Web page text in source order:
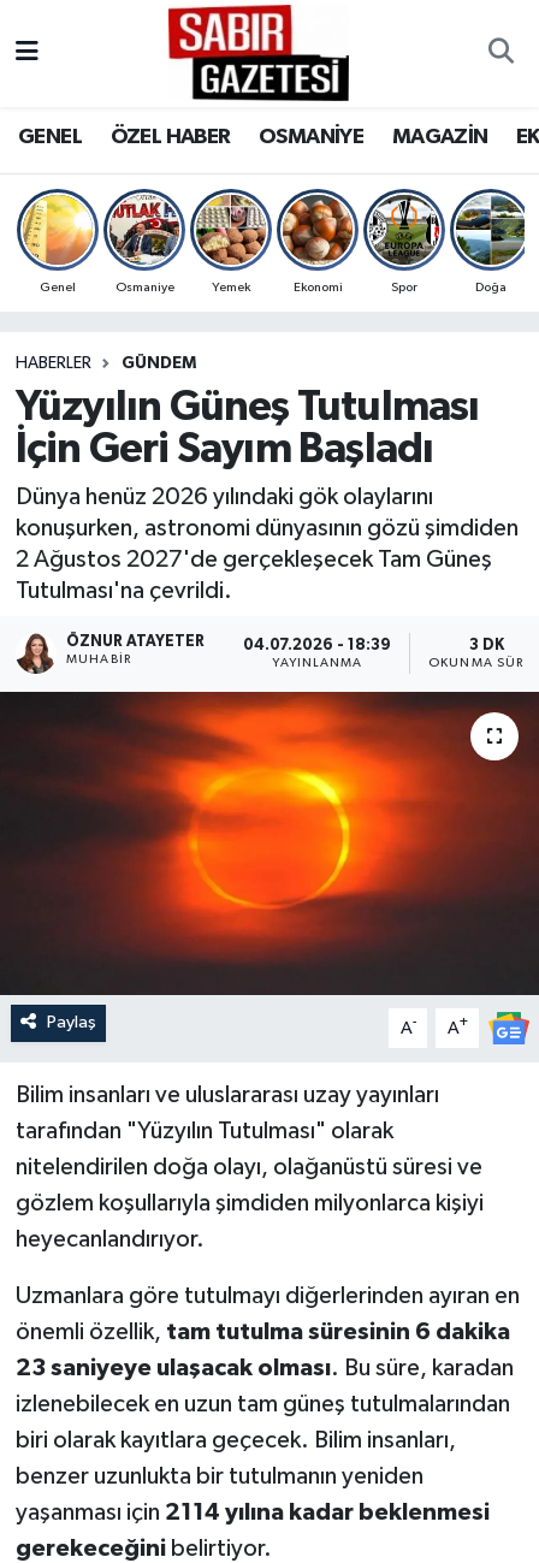
GENEL ÖZEL HABER OSMANİYE MAGAZİN
Genel Osmaniye Yemek Ekonomi Spor Doğa
HABERLER GÜNDEM
Yüzyılın Güneş Tutulması
İçin Geri Sayım Başladı
Dünya henüz 2026 yılındaki gök olaylarını
konuşurken, astronomi dünyasının gözü şimdiden
2 Ağustos 2027'de gerçekleşecek Tam Güneş
Tutulması'na çevrildi.
ÖZNUR ATAYETER
MUHABIR
04.07.2026 - 18:39
YAYINLANMA
3 DK
OKUNMA
Paylaş A- A+
Bilim insanları ve uluslararası uzay yayınları
tarafından "Yüzyılın Tutulması" olarak
nitelendirilen doğa olayı, olağanüstü süresi ve
gözlem koşullarıyla şimdiden milyonlarca kişiyi
heyecanlandırıyor.
Uzmanlara göre tutulmayı diğerlerinden ayıran en
önemli özellik, tam tutulma süresinin 6 dakika
23 saniyeye ulaşacak olması. Bu süre, karadan
izlenebilecek en uzun tam güneş tutulmalarından
biri olarak kayıtlara geçecek. Bilim insanları,
benzer uzunlukta bir tutulmanın yeniden
yaşanması için 2114 yılına kadar beklenmesi
gerekeceğinibelirtiyor.
OSMANİYE
MAGAZİN
SPOR
RESMİ İLANLAR
Osmaniye Nöbetçi Eczaneler
Osmaniye Trafik Yoğunluk Haritası
Süper Lig Puan Durumu ve Fikstür
Son Dakika Haberleri
Haber Arşivi